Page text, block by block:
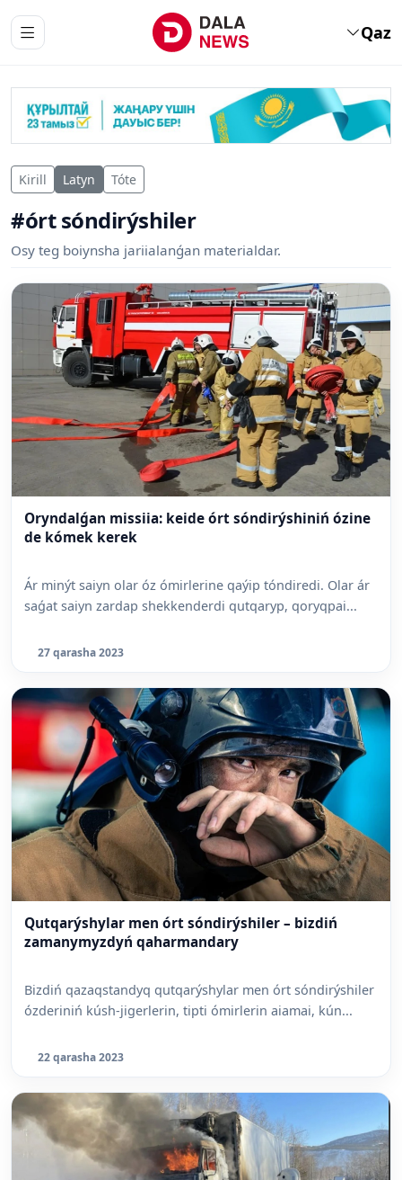
Qaz
Kirill Latyn Tóte
#órt sóndirýshiler
Osy teg boiynsha jariialanǵan materialdar.
Oryndalǵan missiia: keide órt sóndirýshiniń ózine
de kómek kerek
Ár minýt saiyn olar óz ómirlerine qaýip tóndiredi. Olar ár
saǵat saiyn zardap shekkenderdi qutqaryp, qoryqpai...
27 qarasha 2023
Qutqarýshylar men órt sóndirýshiler – bizdiń
zamanymyzdyń qaharmandary
Bizdiń qazaqstandyq qutqarýshylar men órt sóndirýshiler
ózderiniń kúsh-jigerlerin, tipti ómirlerin aiamai, kún...
22 qarasha 2023